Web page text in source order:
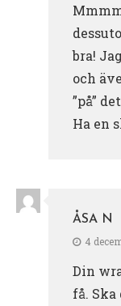
bra!
och
”på”
Ha en
ÅSA N
4
Din
få. Ska